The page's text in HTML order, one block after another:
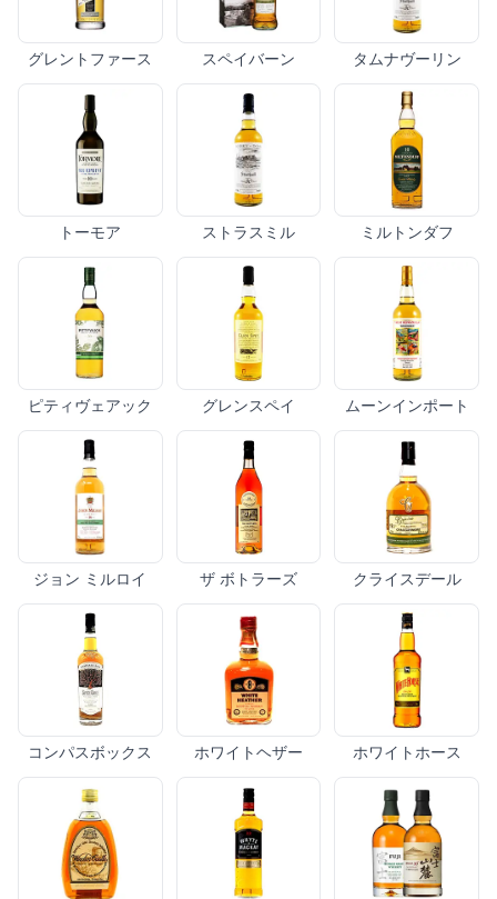
グレントファース スペイバーン タムナヴーリン
トーモア ストラスミル ミルトンダフ
ピティヴェアック グレンスペイ ムーンインポート
ジョン ミルロイ ザ ボトラーズ クライスデール
コンパスボックス ホワイトヘザー ホワイトホース